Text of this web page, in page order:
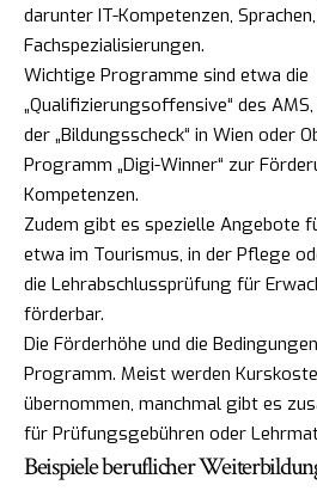
darunter IT-Kompetenzen,
Fachspezialisierungen.
Wichtige Programme sind etwa die
„Qualifizierungsoffensive“ des
der „Bildungsscheck“ in Wien oder
Programm „Digi-Winner“ zur
Kompetenzen.
Zudem gibt es spezielle Angebote
etwa im Tourismus, in der Pflege
die Lehrabschlussprüfung für
förderbar.
Die Förderhöhe und die
Programm. Meist werden
übernommen, manchmal gibt es
für Prüfungsgebühren oder
Beispiele beruflicher